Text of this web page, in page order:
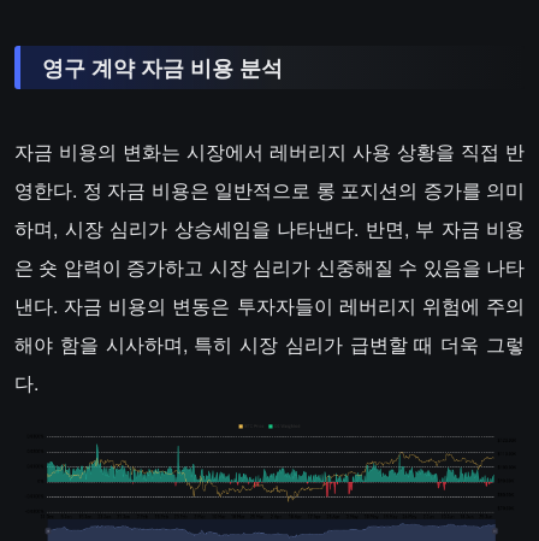
영구 계약 자금 비용 분석
자금 비용의 변화는 시장에서 레버리지 사용 상황을 직접 반
영한다. 정 자금 비용은 일반적으로 롱 포지션의 증가를 의미
하며, 시장 심리가 상승세임을 나타낸다. 반면, 부 자금 비용
은 숏 압력이 증가하고 시장 심리가 신중해질 수 있음을 나타
낸다. 자금 비용의 변동은 투자자들이 레버리지 위험에 주의
해야 함을 시사하며, 특히 시장 심리가 급변할 때 더욱 그렇
다.